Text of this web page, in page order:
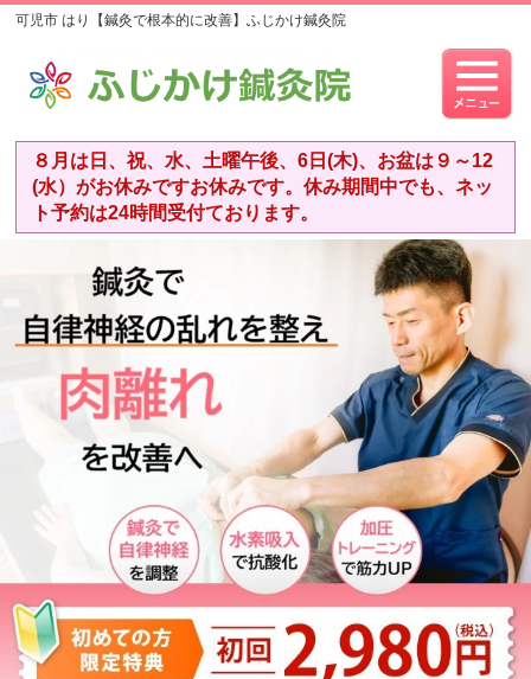
可児市 はり【鍼灸で根本的に改善】ふじかけ鍼灸院
８月は日、祝、水、土曜午後、6日(木)、お盆は９～12
(水）がお休みですお休みです。休み期間中でも、ネッ
ト予約は24時間受付ております。